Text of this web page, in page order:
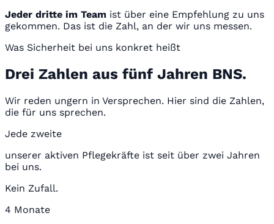
Jeder dritte im Team ist über eine Empfehlung zu uns
gekommen. Das ist die Zahl, an der wir uns messen.
Was Sicherheit bei uns konkret heißt
Drei Zahlen aus fünf Jahren BNS.
Wir reden ungern in Versprechen. Hier sind die Zahlen,
die für uns sprechen.
Jede zweite
unserer aktiven Pflegekräfte ist seit über zwei Jahren
bei uns.
Kein Zufall.
4 Monate